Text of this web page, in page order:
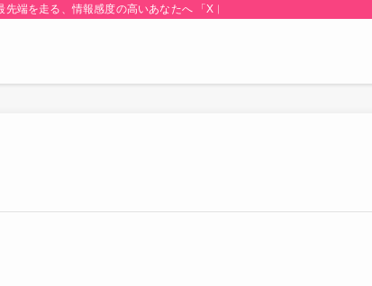
端を走る、情報感度の高いあなたへ 「Xトレンド研究所！」は、時